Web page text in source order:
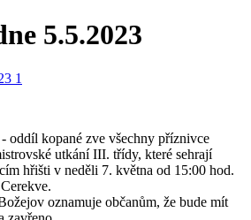
5.5.2023
oddíl kopané zve všechny příznivce
utkání III. třídy, které sehrají
hřišti v neděli 7. května od 15:00 hod.
oznamuje občanům, že bude mít